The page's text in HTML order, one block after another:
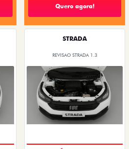
Quero agora!
STRADA
REVISAO STRADA 1.3